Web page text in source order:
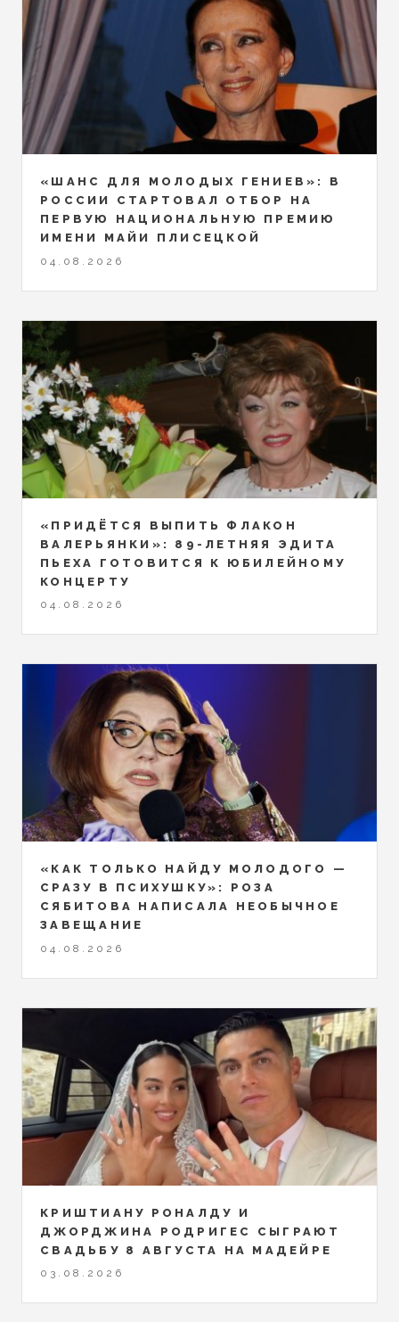
«ШАНС ДЛЯ МОЛОДЫХ ГЕНИЕВ»: В
РОССИИ СТАРТОВАЛ ОТБОР НА
ПЕРВУЮ НАЦИОНАЛЬНУЮ ПРЕМИЮ
ИМЕНИ МАЙИ ПЛИСЕЦКОЙ
04.08.2026
«ПРИДЁТСЯ ВЫПИТЬ ФЛАКОН
ВАЛЕРЬЯНКИ»: 89-ЛЕТНЯЯ ЭДИТА
ПЬЕХА ГОТОВИТСЯ К ЮБИЛЕЙНОМУ
КОНЦЕРТУ
04.08.2026
«КАК ТОЛЬКО НАЙДУ МОЛОДОГО —
СРАЗУ В ПСИХУШКУ»: РОЗА
СЯБИТОВА НАПИСАЛА НЕОБЫЧНОЕ
ЗАВЕЩАНИЕ
04.08.2026
КРИШТИАНУ РОНАЛДУ И
ДЖОРДЖИНА РОДРИГЕС СЫГРАЮТ
СВАДЬБУ 8 АВГУСТА НА МАДЕЙРЕ
03.08.2026